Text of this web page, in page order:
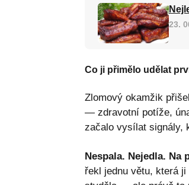
23.
Co ji přimělo udělat
Zlomový okamžik
— zdravotní potíže,
začalo vysílat signály,
Nespala. Nejedla. Na
řekl jednu větu, která